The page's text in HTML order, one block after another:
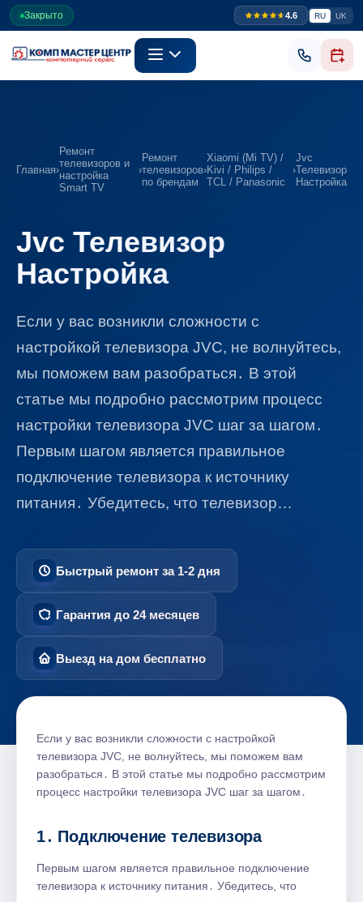
Закрыто 4.6 RU UK
Главная›
Ремонт
телевизоров и
настройка
Smart TV
›
Ремонт
телевизоров
по брендам
›
Xiaomi (Mi TV) /
Kivi / Philips /
TCL / Panasonic
›
Jvc
Телевизор
Настройка
Jvc Телевизор
Настройка
Если у вас возникли сложности с
настройкой телевизора JVC, не волнуйтесь,
мы поможем вам разобраться․ В этой
статье мы подробно рассмотрим процесс
настройки телевизора JVC шаг за шагом․
Первым шагом является правильное
подключение телевизора к источнику
питания․ Убедитесь, что телевизор…
Быстрый ремонт за 1-2 дня
Гарантия до 24 месяцев
Выезд на дом бесплатно
Если у вас возникли сложности с настройкой
телевизора JVC, не волнуйтесь, мы поможем вам
разобраться․ В этой статье мы подробно рассмотрим
процесс настройки телевизора JVC шаг за шагом․
1․ Подключение телевизора
Первым шагом является правильное подключение
телевизора к источнику питания․ Убедитесь, что